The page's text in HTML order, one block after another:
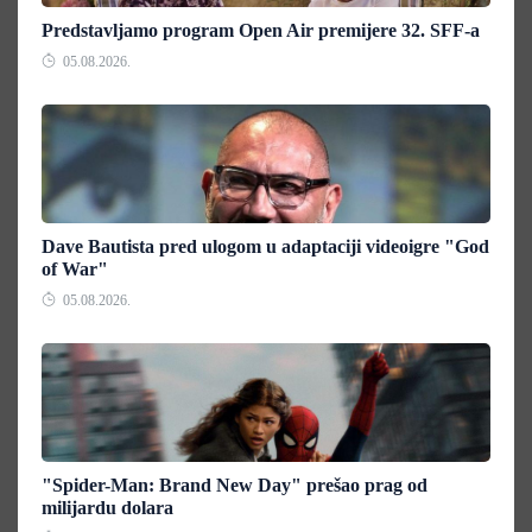
Predstavljamo program Open Air premijere 32. SFF-a
05.08.2026.
Dave Bautista pred ulogom u adaptaciji videoigre "God
of War"
05.08.2026.
"Spider-Man: Brand New Day" prešao prag od
milijardu dolara